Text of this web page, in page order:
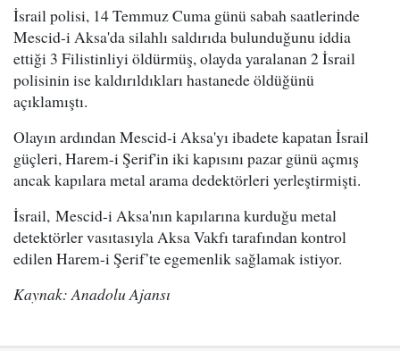
İsrail polisi, 14 Temmuz Cuma günü sabah saatlerinde
Mescid-i Aksa'da silahlı saldırıda bulunduğunu iddia
ettiği 3 Filistinliyi öldürmüş, olayda yaralanan 2 İsrail
polisinin ise kaldırıldıkları hastanede öldüğünü
açıklamıştı.
Olayın ardından Mescid-i Aksa'yı ibadete kapatan İsrail
güçleri, Harem-i Şerif'in iki kapısını pazar günü açmış
ancak kapılara metal arama dedektörleri yerleştirmişti.
İsrail, Mescid-i Aksa'nın kapılarına kurduğu metal
detektörler vasıtasıyla Aksa Vakfı tarafından kontrol
edilen Harem-i Şerif’te egemenlik sağlamak istiyor.
Kaynak: Anadolu Ajansı